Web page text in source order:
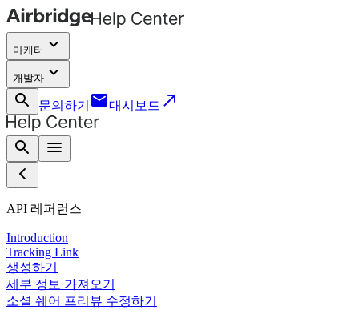
마케터 keyboard_arrow_down
개발자 keyboard_arrow_down
search
문의하기 email대시보드 call_made
search menu
API 레퍼런스
Introduction
Tracking Link
생성하기
세부 정보 가져오기
소셜 쉐어 프리뷰 수정하기